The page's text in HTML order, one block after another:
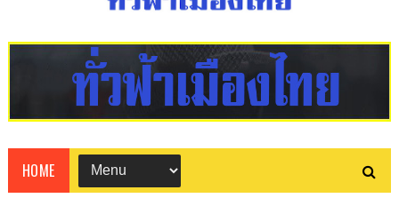
HOME